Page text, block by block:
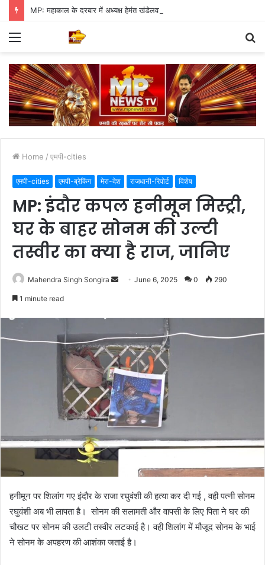
Menu
Home / एमपी-cities
एमपी-cities एमपी-ब्रेकिंग मेरा-देश राजधानी-रिपोर्ट विशेष
MP: इंदौर कपल हनीमून मिस्ट्री,
घर के बाहर सोनम की उल्टी
तस्वीर का क्या है राज, जानिए
Mahendra Singh Songira
Send June 6, 2025 0 290
1 minute read
हनीमून पर शिलांग गए इंदौर के राजा रघुवंशी की हत्या कर दी गई , वही पत्नी सोनम
रघुवंशी अब भी लापता है। सोनम की सलामती और वापसी के लिए पिता ने घर की
चौखट पर सोनम की उलटी तस्वीर लटकाई है। वही शिलांग में मौजूद सोनम के भाई
ने सोनम के अपहरण की आशंका जताई है।